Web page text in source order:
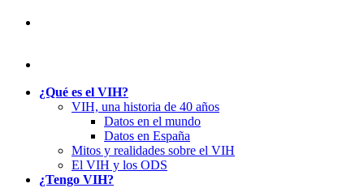
¿Qué es el VIH?
VIH, una historia de 40 años
Datos en el mundo
Datos en España
Mitos y realidades sobre el VIH
El VIH y los ODS
¿Tengo VIH?